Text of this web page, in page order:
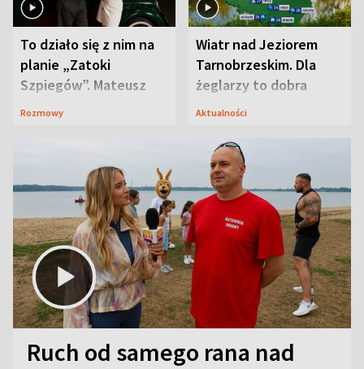
To działo się z nim na
planie „Zatoki
Szpiegów”. Mateusz
Janicki odsłonił
Rozmowy
Wiatr nad Jeziorem
Tarnobrzeskim. Dla
żeglarzy to dobra
wiadomość
Aktualności
Ruch od samego rana nad